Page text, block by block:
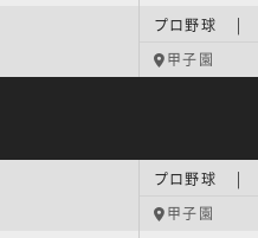
プロ野球 |
甲子園
プロ野球 |
甲子園